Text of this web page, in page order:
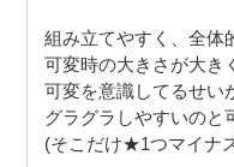
組み立てやすく、全体
可変時の大きさが大き
可変を意識してるせい
グラグラしやすいのと
(そこだけ★1つマイナ